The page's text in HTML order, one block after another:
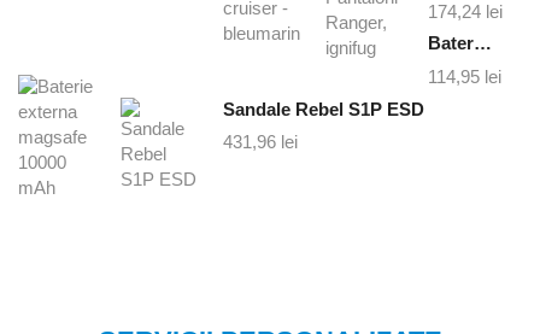
174,24 lei
Baterie externa magsafe 10000 mAh
114,95 lei
Sandale Rebel S1P ESD
431,96 lei